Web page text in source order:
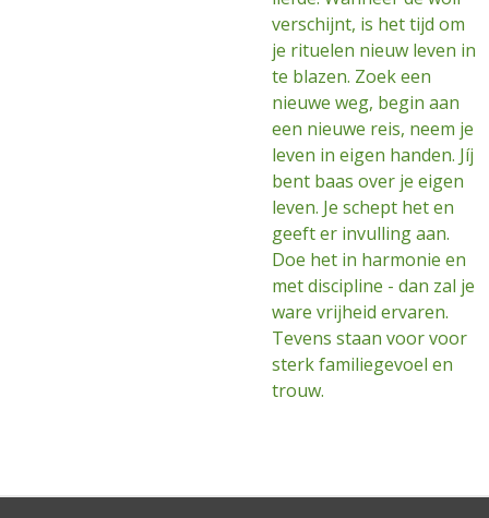
verschijnt, is het tijd om
je rituelen nieuw leven in
te blazen. Zoek een
nieuwe weg, begin aan
een nieuwe reis, neem je
leven in eigen handen. Jíj
bent baas over je eigen
leven. Je schept het en
geeft er invulling aan.
Doe het in harmonie en
met discipline - dan zal je
ware vrijheid ervaren.
Tevens staan voor voor
sterk familiegevoel en
trouw.